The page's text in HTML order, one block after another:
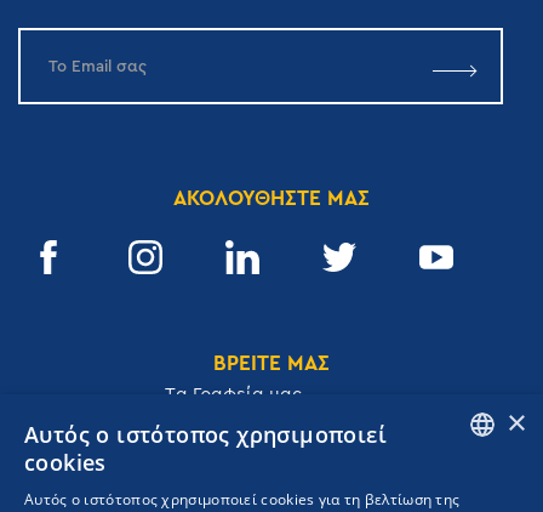
ΑΚΟΛΟΥΘΗΣΤΕ ΜΑΣ
ΒΡΕΙΤΕ ΜΑΣ
Tα Γραφεία μας
Ακαδημίας 32, 106 72, Αθήνα, Ελλάδα
×
Αυτός ο ιστότοπος χρησιμοποιεί
cookies
Αυτός ο ιστότοπος χρησιμοποιεί cookies για τη βελτίωση της